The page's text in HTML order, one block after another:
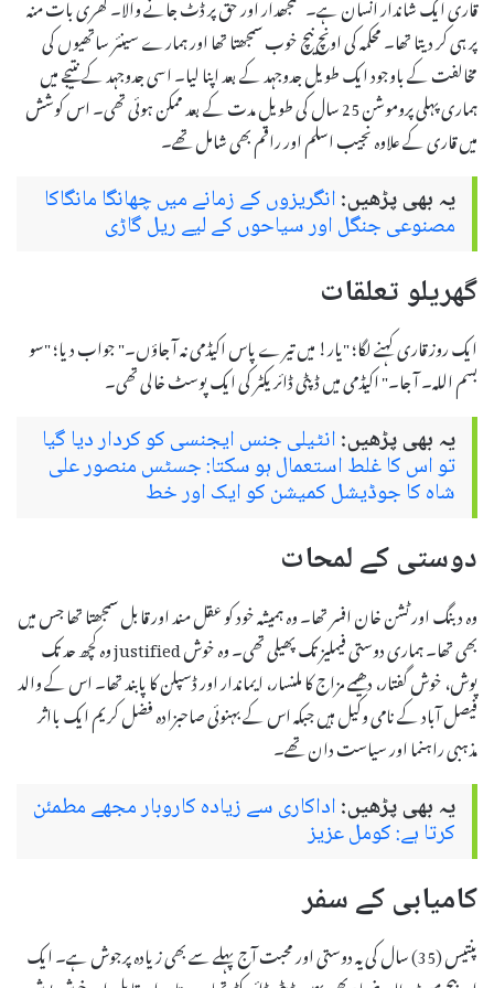
پر ہی کر دیتا تھا۔ محکمہ کی اونچ نیچ خوب سمجھتا تھا اور ہمارے سینئر ساتھیوں کی
مخالفت کے باوجود ایک طویل جدوجہد کے بعد اپنا لیا۔ اسی جدوجہد کے نتیجے میں
ہماری پہلی پروموشن 25 سال کی طویل مدت کے بعد ممکن ہوئی تھی۔ اس کوشش
میں قاری کے علاوہ نجیب اسلم اور راقم بھی شامل تھے۔
یہ بھی پڑھیں:انگریزوں کے زمانے میں چھانگا مانگاکا
مصنوعی جنگل اور سیاحوں کے لیے ریل گاڑی
گھریلو تعلقات
ایک روز قاری کہنے لگا؛ "یار! میں تیرے پاس اکیڈمی نہ آ جاؤں۔" جواب دیا؛ "سو
بسم اللہ۔ آ جا۔" اکیڈمی میں ڈپٹی ڈائریکٹر کی ایک پوسٹ خالی تھی۔
یہ بھی پڑھیں:انٹیلی جنس ایجنسی کو کردار دیا گیا
تو اس کا غلط استعمال ہو سکتا: جسٹس منصور علی
شاہ کا جوڈیشل کمیشن کو ایک اور خط
دوستی کے لمحات
وہ دبنگ اور ٹشن خان افسر تھا۔ وہ ہمیشہ خود کو عقل مند اور قابل سمجھتا تھا جس میں
وہ کچھ حد تک justified بھی تھا۔ ہماری دوستی فیملیز تک پھیلی تھی۔ وہ خوش
پوش، خوش گفتار، دھیمے مزاج کا ملنسار، ایماندار اور ڈسپلن کا پابند تھا۔ اس کے والد
فیصل آباد کے نامی وکیل ہیں جبکہ اس کے بہنوئی صاحبزادہ فضل کریم ایک بااثر
مذہبی راہنما اور سیاست دان تھے۔
یہ بھی پڑھیں:اداکاری سے زیادہ کاروبار مجھے مطمئن
کرتا ہے: کومل عزیز
کامیابی کے سفر
پنتیس (35) سال کی یہ دوستی اور محبت آج پہلے سے بھی زیادہ پرجوش ہے۔ ایک